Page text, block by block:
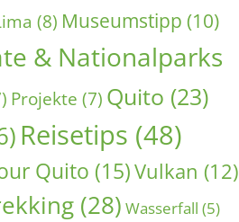
(8) Museumstipp (10)
& Nationalparks
Projekte (7) Quito (23)
Reisetips (48)
Quito (15)Vulkan (12)
(28) Wasserfall (5)